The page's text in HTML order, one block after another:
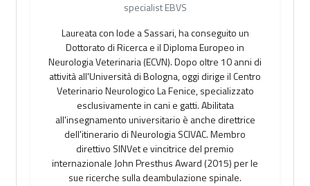
specialist EBVS
Laureata con lode a Sassari, ha conseguito un
Dottorato di Ricerca e il Diploma Europeo in
Neurologia Veterinaria (ECVN). Dopo oltre 10 anni di
attività all'Università di Bologna, oggi dirige il Centro
Veterinario Neurologico La Fenice, specializzato
esclusivamente in cani e gatti. Abilitata
all'insegnamento universitario è anche direttrice
dell'itinerario di Neurologia SCIVAC. Membro
direttivo SINVet e vincitrice del premio
internazionale John Presthus Award (2015) per le
sue ricerche sulla deambulazione spinale.